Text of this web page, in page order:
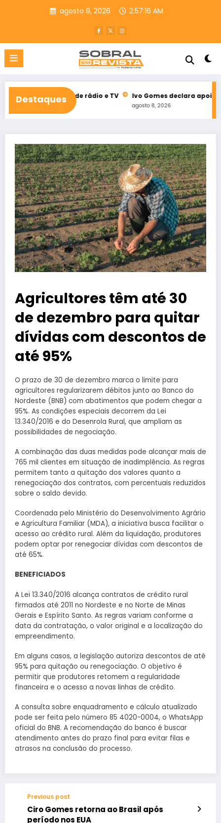
agosto 8, 2026 2:57:17 AM
Destaques
de rádio e TV Ivo Gomes declara apoio à reeleição
Agricultores têm até 30
de dezembro para quitar
dívidas com descontos de
até 95%
O prazo de 30 de dezembro marca o limite para
agricultores regularizarem débitos junto ao Banco do
Nordeste (BNB) com abatimentos que podem chegar a
95%. As condições especiais decorrem da Lei
13.340/2016 e do Desenrola Rural, que ampliam as
possibilidades de negociação.
A combinação das duas medidas pode alcançar mais de
765 mil clientes em situação de inadimplência. As regras
permitem tanto a quitação dos valores quanto a
renegociação dos contratos, com percentuais reduzidos
sobre o saldo devido.
Coordenada pelo Ministério do Desenvolvimento Agrário
e Agricultura Familiar (MDA), a iniciativa busca facilitar o
acesso ao crédito rural. Além da liquidação, produtores
podem optar por renegociar dívidas com descontos de
até 65%.
BENEFICIADOS
A Lei 13.340/2016 alcança contratos de crédito rural
firmados até 2011 no Nordeste e no Norte de Minas
Gerais e Espírito Santo. As regras variam conforme a
data da contratação, o valor original e a localização do
empreendimento.
Em alguns casos, a legislação autoriza descontos de até
95% para quitação ou renegociação. O objetivo é
permitir que produtores retomem a regularidade
financeira e o acesso a novas linhas de crédito.
A consulta sobre enquadramento e cálculo atualizado
pode ser feita pelo número 85 4020-0004, o WhatsApp
oficial do BNB. A recomendação do banco é buscar
atendimento antes do prazo final para evitar filas e
atrasos na conclusão do processo.
Previous post
Ciro Gomes retorna ao Brasil após
período nos EUA